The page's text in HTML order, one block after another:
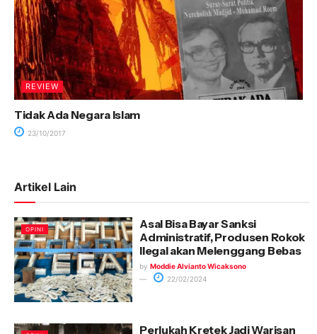
REVIEW
Tidak Ada Negara Islam
23/10/2017
Artikel Lain
OPINI
Asal Bisa Bayar Sanksi
Administratif, Produsen Rokok
Ilegal akan Melenggang Bebas
by Moddie Alvianto Wicaksono
22/02/2024
Perlukah Kretek Jadi Warisan